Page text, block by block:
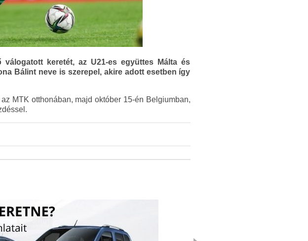
keretét, az U21-es együttes Málta és
Bálint neve is szerepel, akire adott esetben így
MTK otthonában, majd október 15-én Belgiumban,